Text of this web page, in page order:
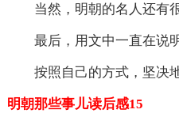
当然，明朝的名人还有
最后，用文中一直在说
按照自己的方式，坚决
明朝那些事儿读后感15